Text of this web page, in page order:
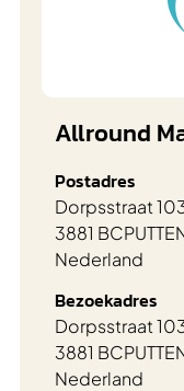
Allround
Postadres
Dorpsstraat
3881 BC
Nederland
Bezoekadres
Dorpsstraat
3881 BC
Nederland